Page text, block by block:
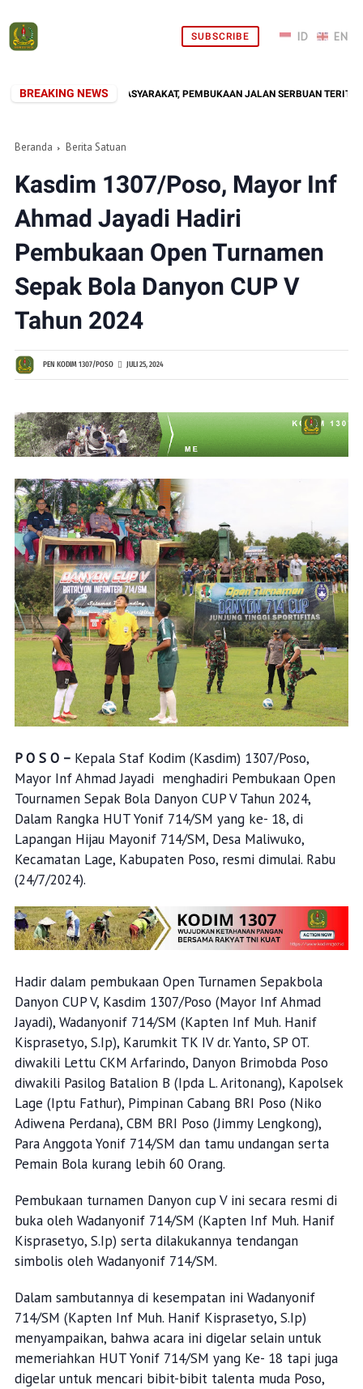
SUBSCRIBE
BREAKING NEWS
HADIR DI TENGAH MASYARAKAT, PEMBUKAAN JALAN SERBUAN
Beranda Berita Satuan
Kasdim 1307/Poso, Mayor Inf
Ahmad Jayadi Hadiri
Pembukaan Open Turnamen
Sepak Bola Danyon CUP V
Tahun 2024
PEN KODIM 1307/POSO JULI 25, 2024
P O S O – Kepala Staf Kodim (Kasdim) 1307/Poso,
Mayor Inf Ahmad Jayadi menghadiri Pembukaan Open
Tournamen Sepak Bola Danyon CUP V Tahun 2024,
Dalam Rangka HUT Yonif 714/SM yang ke- 18, di
Lapangan Hijau Mayonif 714/SM, Desa Maliwuko,
Kecamatan Lage, Kabupaten Poso, resmi dimulai. Rabu
(24/7/2024).
Hadir dalam pembukaan Open Turnamen Sepakbola
Danyon CUP V, Kasdim 1307/Poso (Mayor Inf Ahmad
Jayadi), Wadanyonif 714/SM (Kapten Inf Muh. Hanif
Kisprasetyo, S.Ip), Karumkit TK IV dr. Yanto, SP OT.
diwakili Lettu CKM Arfarindo, Danyon Brimobda Poso
diwakili Pasilog Batalion B (Ipda L. Aritonang), Kapolsek
Lage (Iptu Fathur), Pimpinan Cabang BRI Poso (Niko
Adiwena Perdana), CBM BRI Poso (Jimmy Lengkong),
Para Anggota Yonif 714/SM dan tamu undangan serta
Pemain Bola kurang lebih 60 Orang.
Pembukaan turnamen Danyon cup V ini secara resmi di
buka oleh Wadanyonif 714/SM (Kapten Inf Muh. Hanif
Kisprasetyo, S.Ip) serta dilakukannya tendangan
simbolis oleh Wadanyonif 714/SM.
Dalam sambutannya di kesempatan ini Wadanyonif
714/SM (Kapten Inf Muh. Hanif Kisprasetyo, S.Ip)
menyampaikan, bahwa acara ini digelar selain untuk
memeriahkan HUT Yonif 714/SM yang Ke- 18 tapi juga
digelar untuk mencari bibit-bibit talenta muda Poso,